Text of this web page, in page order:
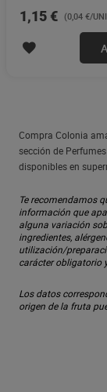
1,15 € (0,04 €/
Compra Colonia
sección de
disponibles en
Te recomendamos
información que
alguna variación
ingredientes,
utilización/
carácter obligatorio
Los datos
origen de la fruta